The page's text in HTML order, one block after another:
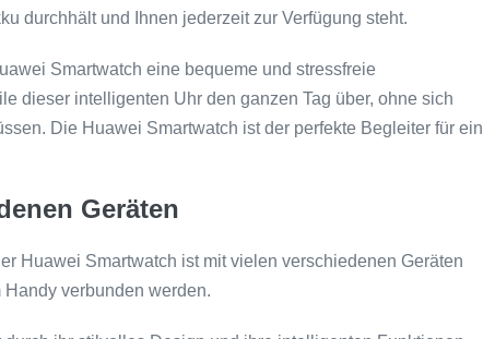
durchhält und Ihnen jederzeit zur Verfügung steht.
Smartwatch eine bequeme und stressfreie
dieser intelligenten Uhr den ganzen Tag über, ohne sich
Die Huawei Smartwatch ist der perfekte Begleiter für ein
Geräten
Huawei Smartwatch ist mit vielen verschiedenen Geräten
verbunden werden.